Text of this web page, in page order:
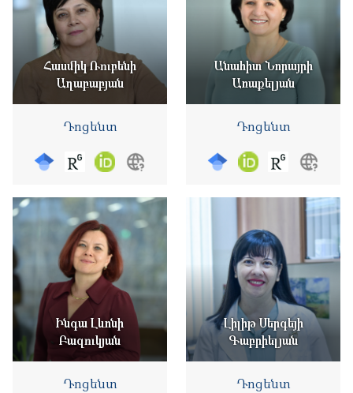
Հասմիկ Ռուբենի
Աղաբաբյան
Դոցենտ
Անահիտ Նորայրի
Առաքելյան
Դոցենտ
Ինգա Լևոնի
Բազուկյան
Դոցենտ
Լիլիթ Սերգեյի
Գաբրիելյան
Դոցենտ